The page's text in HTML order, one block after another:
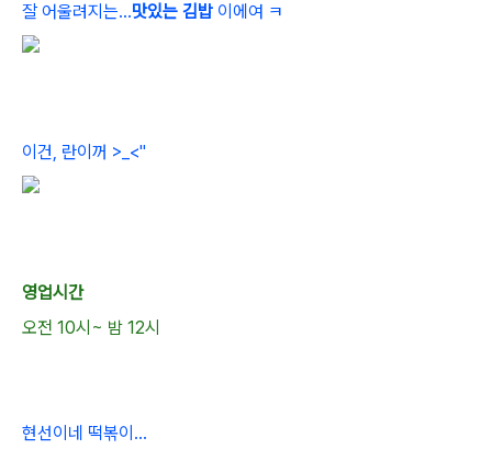
잘 어울려지는...맛있는 김밥 이에여 ㅋ
이건, 란이꺼 >_<"
영업시간
오전 10시~ 밤 12시
현선이네 떡볶이...